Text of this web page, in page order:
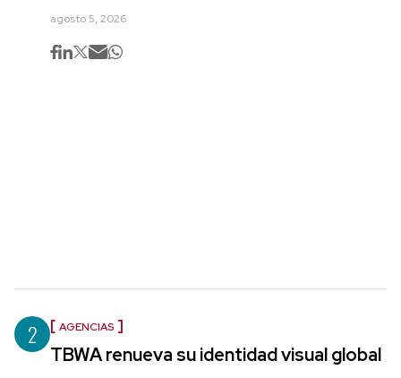
agosto 5, 2026
2 AGENCIAS
TBWA renueva su identidad visual global